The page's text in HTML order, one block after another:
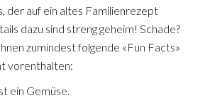
der auf ein altes Familienrezept
dazu sind streng geheim! Schade?
zumindest folgende «Fun Facts»
vorenthalten:
ein Gemüse.